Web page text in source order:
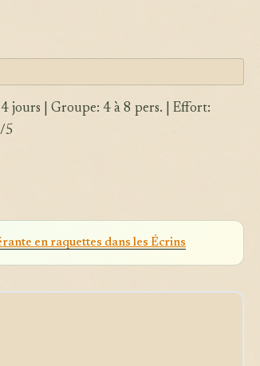
4 jours | Groupe: 4 à 8 pers. | Effort:
5
en raquettes dans les Écrins